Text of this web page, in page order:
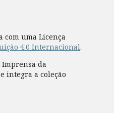
com uma Licença
4.0 Internacional.
da
integra a coleção